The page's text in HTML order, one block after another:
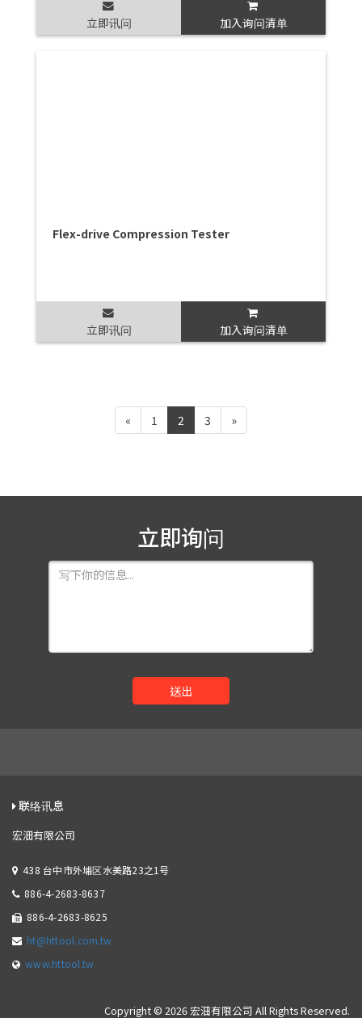
立即讯问 加入询问清单
Flex-drive Compression Tester
立即讯问 加入询问清单
« 1 2 3 »
立即询问
送出
联络讯息
宏沺有限公司
438 台中市外埔区水美路23之1号
886-4-2683-8637
886-4-2683-8625
ht@httool.com.tw
www.httool.tw
Copyright © 2026 宏沺有限公司 All Rights Reserved.